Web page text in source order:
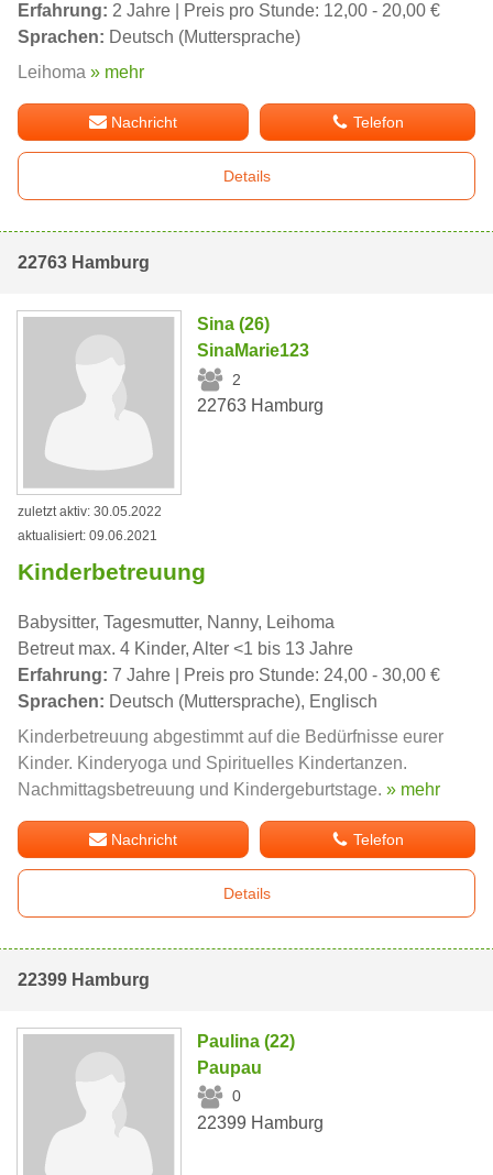
Erfahrung: 2 Jahre | Preis pro Stunde: 12,00 - 20,00 €
Sprachen: Deutsch (Muttersprache)
Leihoma » mehr
Nachricht Telefon
Details
22763 Hamburg
Sina (26)
SinaMarie123
2
22763 Hamburg
zuletzt aktiv: 30.05.2022
aktualisiert: 09.06.2021
Kinderbetreuung
Babysitter, Tagesmutter, Nanny, Leihoma
Betreut max. 4 Kinder, Alter <1 bis 13 Jahre
Erfahrung: 7 Jahre | Preis pro Stunde: 24,00 - 30,00 €
Sprachen: Deutsch (Muttersprache), Englisch
Kinderbetreuung abgestimmt auf die Bedürfnisse eurer
Kinder. Kinderyoga und Spirituelles Kindertanzen.
Nachmittagsbetreuung und Kindergeburtstage. » mehr
Nachricht Telefon
Details
22399 Hamburg
Paulina (22)
Paupau
0
22399 Hamburg